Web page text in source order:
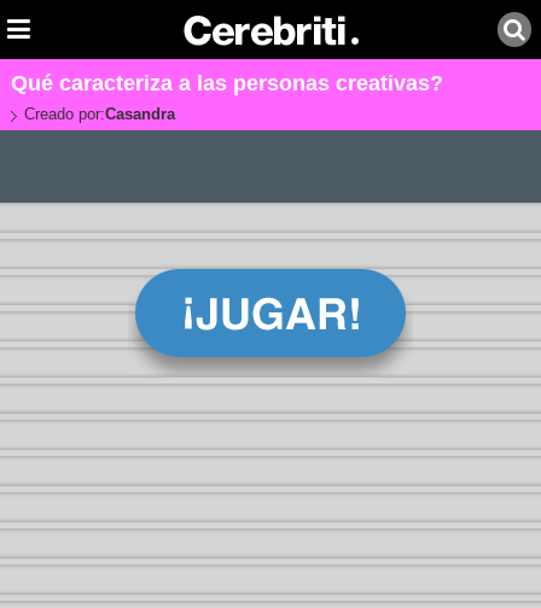
Qué caracteriza a las personas creativas?
Creado por:Casandra